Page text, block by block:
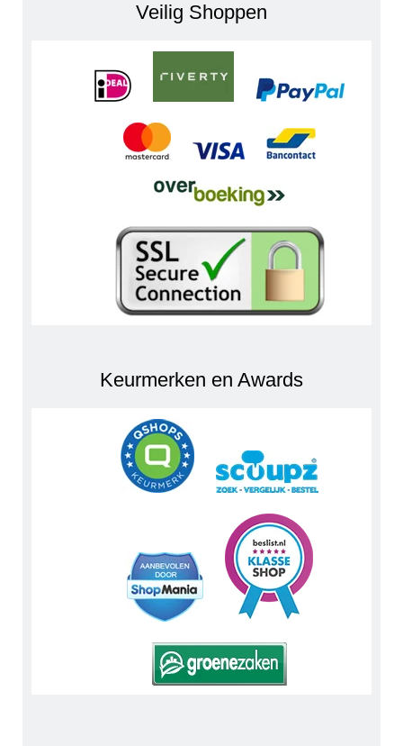
Veilig Shoppen
Keurmerken en Awards